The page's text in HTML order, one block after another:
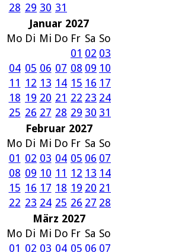
28 29 30 31
Januar 2027
Mo Di Mi Do Fr Sa So
01 02 03
04 05 06 07 08 09 10
11 12 13 14 15 16 17
18 19 20 21 22 23 24
25 26 27 28 29 30 31
Februar 2027
Mo Di Mi Do Fr Sa So
01 02 03 04 05 06 07
08 09 10 11 12 13 14
15 16 17 18 19 20 21
22 23 24 25 26 27 28
März 2027
Mo Di Mi Do Fr Sa So
01 02 03 04 05 06 07